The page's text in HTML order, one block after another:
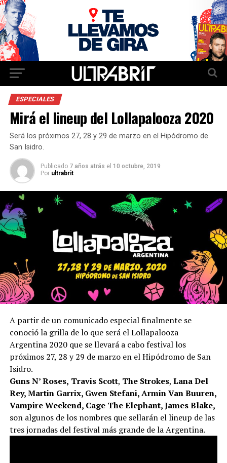
ESPECIALES
Mirá el lineup del Lollapalooza 2020
Será los próximos 27, 28 y 29 de marzo en el Hipódromo de
San Isidro.
Publicado 7 años atrás el 10 octubre, 2019
Por ultrabrit
A partir de un comunicado especial finalmente se
conoció la grilla de lo que será el Lollapalooza
Argentina 2020 que se llevará a cabo festival los
próximos 27, 28 y 29 de marzo en el Hipódromo de San
Isidro.
Guns N’ Roses, Travis Scott, The Strokes, Lana Del
Rey, Martin Garrix, Gwen Stefani, Armin Van Buuren,
Vampire Weekend, Cage The Elephant, James Blake,
son algunos de los nombres que sellarán el lineup de las
tres jornadas del festival más grande de la Argentina.